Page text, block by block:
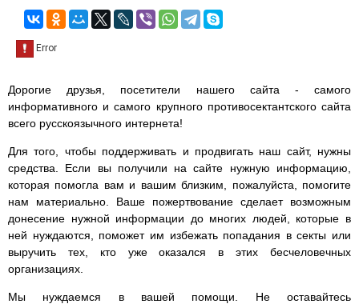
Дорогие друзья, посетители нашего сайта - самого
информативного и самого крупного противосектантского сайта
всего русскоязычного интернета!
Для того, чтобы поддерживать и продвигать наш сайт, нужны
средства. Если вы получили на сайте нужную информацию,
которая помогла вам и вашим близким, пожалуйста, помогите
нам материально. Ваше пожертвование сделает возможным
донесение нужной информации до многих людей, которые в
ней нуждаются, поможет им избежать попадания в секты или
выручить тех, кто уже оказался в этих бесчеловечных
организациях.
Мы нуждаемся в вашей помощи. Не оставайтесь